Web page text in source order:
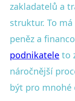
zakladatelů a
struktur. To
peněz a
podnikatele to
náročnější
být pro mnohé